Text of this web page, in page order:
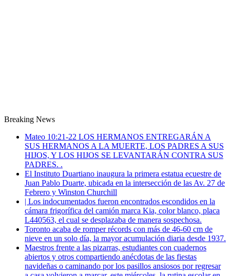
Breaking News
Mateo 10:21-22 LOS HERMANOS ENTREGARÁN A
SUS HERMANOS A LA MUERTE, LOS PADRES A SUS
HIJOS, Y LOS HIJOS SE LEVANTARÁN CONTRA SUS
PADRES. .
El Instituto Duartiano inaugura la primera estatua ecuestre de
Juan Pablo Duarte, ubicada en la intersección de las Av. 27 de
Febrero y Winston Churchill
| Los indocumentados fueron encontrados escondidos en la
cámara frigorífica del camión marca Kia, color blanco, placa
L440563, el cual se desplazaba de manera sospechosa.
Toronto acaba de romper récords con más de 46-60 cm de
nieve en un solo día, la mayor acumulación diaria desde 1937.
Maestros frente a las pizarras, estudiantes con cuadernos
abiertos y otros compartiendo anécdotas de las fiestas
navideñas o caminando por los pasillos ansiosos por regresar